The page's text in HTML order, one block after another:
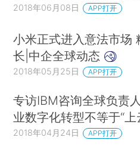
2018年06月08日 APP打开
小米正式进入意法市场
长|中企全球动态
2018年05月25日 APP打开
专访IBM咨询全球负责
业数字化转型不等于“上
2018年04月24日 APP打开